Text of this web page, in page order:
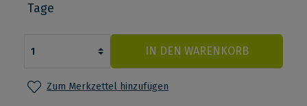
Tage
IN DEN WARENKORB
Zum Merkzettel hinzufügen